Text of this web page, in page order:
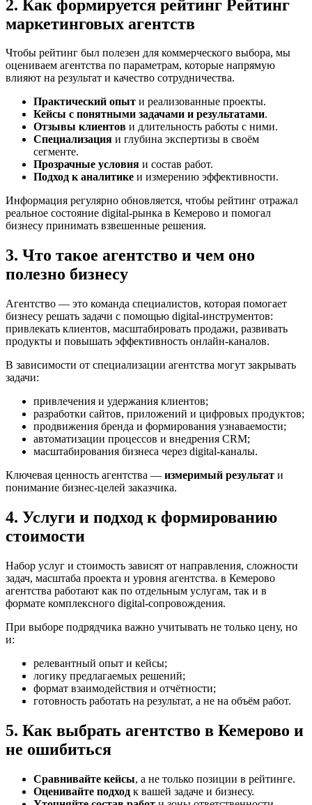
2. Как формируется рейтинг Рейтинг
маркетинговых агентств
Чтобы рейтинг был полезен для коммерческого выбора, мы
оцениваем агентства по параметрам, которые напрямую
влияют на результат и качество сотрудничества.
Практический опыт и реализованные проекты.
Кейсы с понятными задачами и результатами.
Отзывы клиентов и длительность работы с ними.
Специализация и глубина экспертизы в своём
сегменте.
Прозрачные условия и состав работ.
Подход к аналитике и измерению эффективности.
Информация регулярно обновляется, чтобы рейтинг отражал
реальное состояние digital-рынка в Кемерово и помогал
бизнесу принимать взвешенные решения.
3. Что такое агентство и чем оно
полезно бизнесу
Агентство — это команда специалистов, которая помогает
бизнесу решать задачи с помощью digital-инструментов:
привлекать клиентов, масштабировать продажи, развивать
продукты и повышать эффективность онлайн-каналов.
В зависимости от специализации агентства могут закрывать
задачи:
привлечения и удержания клиентов;
разработки сайтов, приложений и цифровых продуктов;
продвижения бренда и формирования узнаваемости;
автоматизации процессов и внедрения CRM;
масштабирования бизнеса через digital-каналы.
Ключевая ценность агентства — измеримый результат и
понимание бизнес-целей заказчика.
4. Услуги и подход к формированию
стоимости
Набор услуг и стоимость зависят от направления, сложности
задач, масштаба проекта и уровня агентства. в Кемерово
агентства работают как по отдельным услугам, так и в
формате комплексного digital-сопровождения.
При выборе подрядчика важно учитывать не только цену, но
и:
релевантный опыт и кейсы;
логику предлагаемых решений;
формат взаимодействия и отчётности;
готовность работать на результат, а не на объём работ.
5. Как выбрать агентство в Кемерово и
не ошибиться
Сравнивайте кейсы, а не только позиции в рейтинге.
Оценивайте подход к вашей задаче и бизнесу.